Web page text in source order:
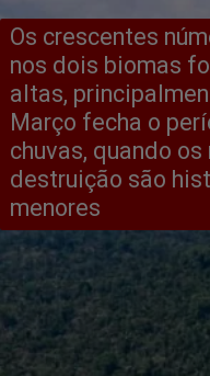
Os crescentes
nos dois biomas
altas,
Março fecha o
chuvas, quando os
destruição são
menores